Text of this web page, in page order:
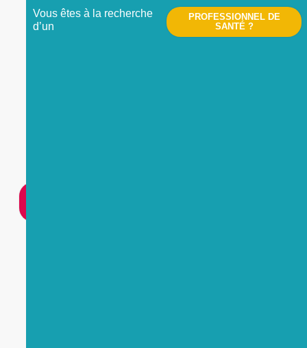
Vous êtes à la recherche
d’un
PROFESSIONNEL DE
SANTÉ ?